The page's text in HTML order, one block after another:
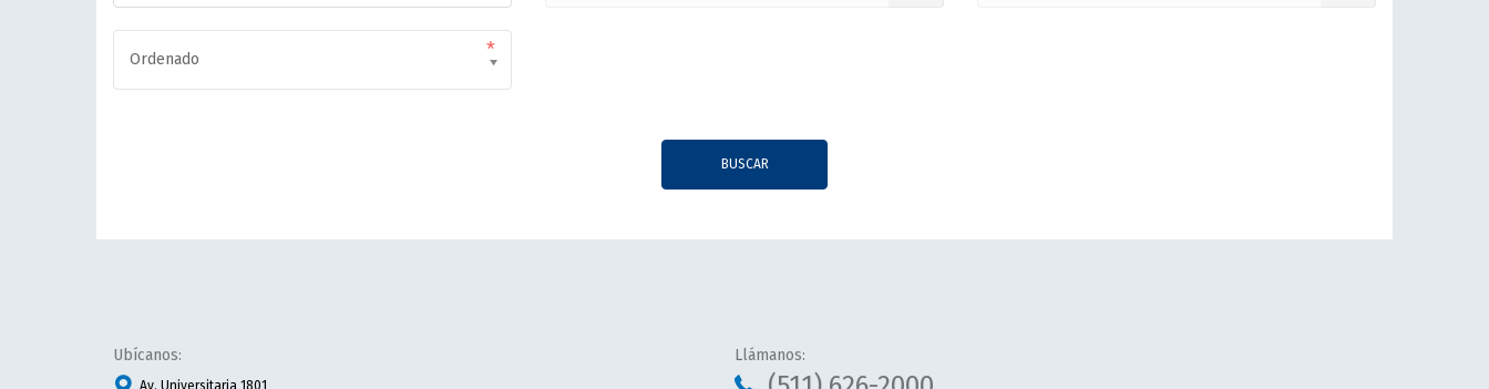
Ordenado
BUSCAR
Ubícanos:
Av. Universitaria 1801
Llámanos: